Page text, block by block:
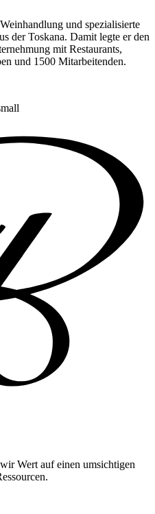
und spezialisierte
der Toskana. Damit legte er den
mit Restaurants,
und 1500 Mitarbeitenden.
Wert auf einen umsichtigen